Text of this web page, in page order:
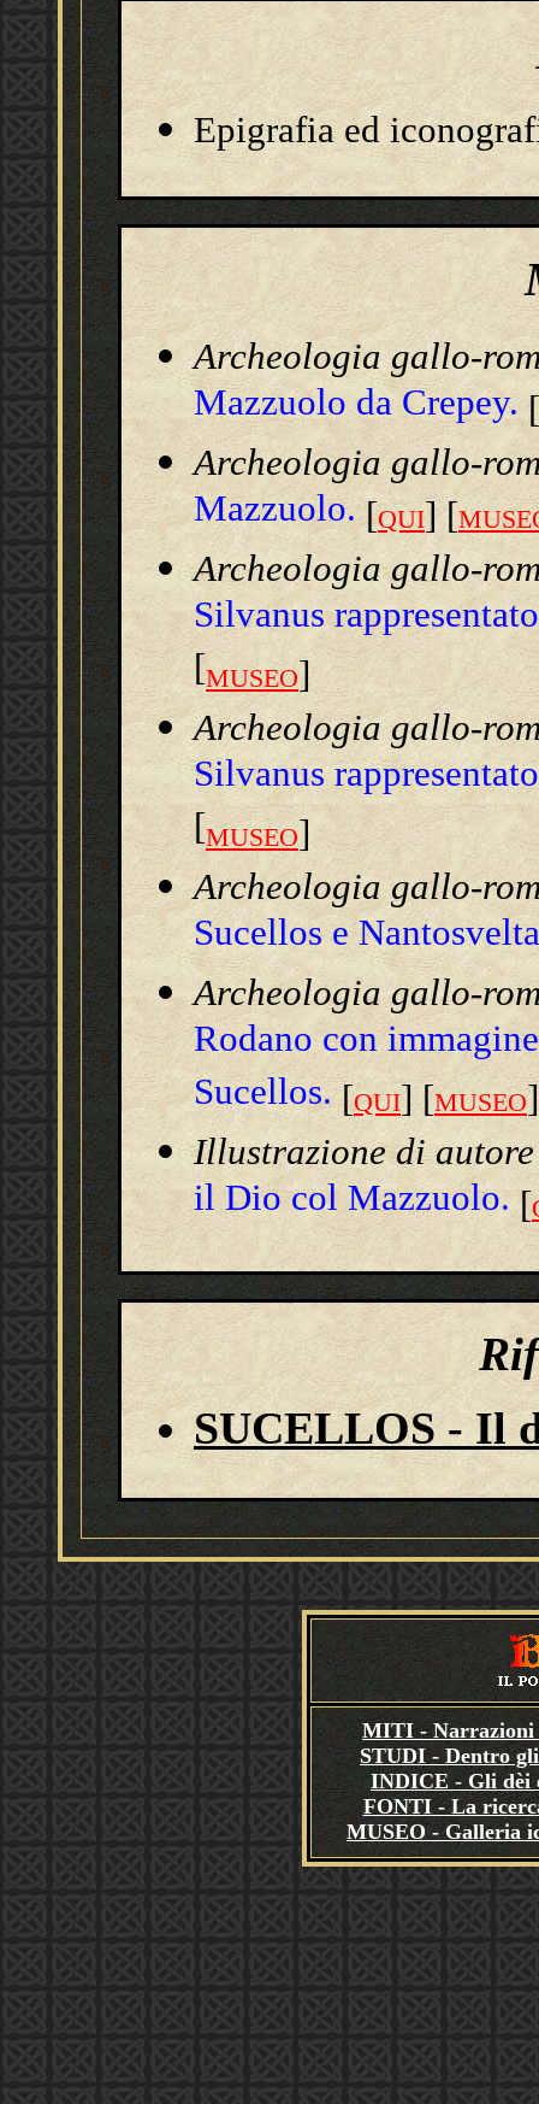
Epigrafia ed
Archeologia gallo-
Mazzuolo da Crepey. [
Archeologia gallo-
Mazzuolo. [QUI] [
Archeologia gallo-
Silvanus
[MUSEO]
Archeologia gallo-
Silvanus
[MUSEO]
Archeologia gallo-
Sucellos e
Archeologia gallo-
Rodano con
Sucellos. [QUI] [MUSEO]
Illustrazione di
il Dio col Mazzuolo.[
SUCELLOS - Il
MITI - Narrazioni
STUDI - Dentro
INDICE - Gli dèi
FONTI - La
MUSEO - Galleria